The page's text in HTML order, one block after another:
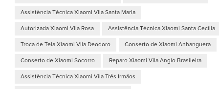
Assistência Técnica Xiaomi Vila Santa Maria
Autorizada Xiaomi Vila Rosa Assistência Técnica Xiaomi Santa Cecília
Troca de Tela Xiaomi Vila Deodoro Conserto de Xiaomi Anhanguera
Conserto de Xiaomi Socorro Reparo Xiaomi Vila Anglo Brasileira
Assistência Técnica Xiaomi Vila Três Irmãos